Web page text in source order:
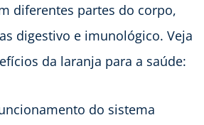
diferentes partes do corpo,
digestivo e imunológico. Veja
da laranja para a saúde:
do sistema